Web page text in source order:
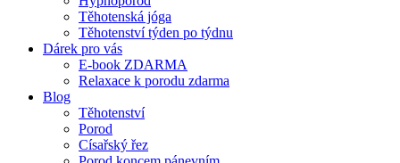
Těhotenská jóga
Těhotenství týden po týdnu
Dárek pro vás
E-book ZDARMA
Relaxace k porodu zdarma
Blog
Těhotenství
Porod
Císařský řez